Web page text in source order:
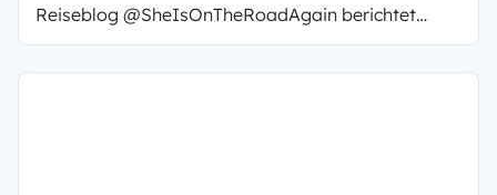
Reiseblog @SheIsOnTheRoadAgain berichtet
Doreen über Ihre Abenteuer, Ihre Erfahrungen und